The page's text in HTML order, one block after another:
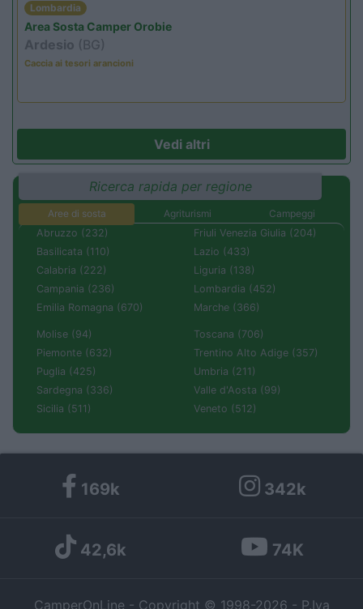
Lombardia
Area Sosta Camper Orobie
Ardesio (BG)
Caccia ai tesori arancioni
Vedi altri
Ricerca rapida per regione
Aree di sosta Agriturismi
Campeggi
Abruzzo (232)
Basilicata (110)
Calabria (222)
Campania (236)
Emilia Romagna (670)
Friuli Venezia Giulia (204)
Lazio (433)
Liguria (138)
Lombardia (452)
Marche (366)
Molise (94)
Piemonte (632)
Puglia (425)
Sardegna (336)
Sicilia (511)
Toscana (706)
Trentino Alto Adige (357)
Umbria (211)
Valle d'Aosta (99)
Veneto (512)
169k 342k
42,6k 74K
CamperOnLine - Copyright © 1998-2026 - P.Iva